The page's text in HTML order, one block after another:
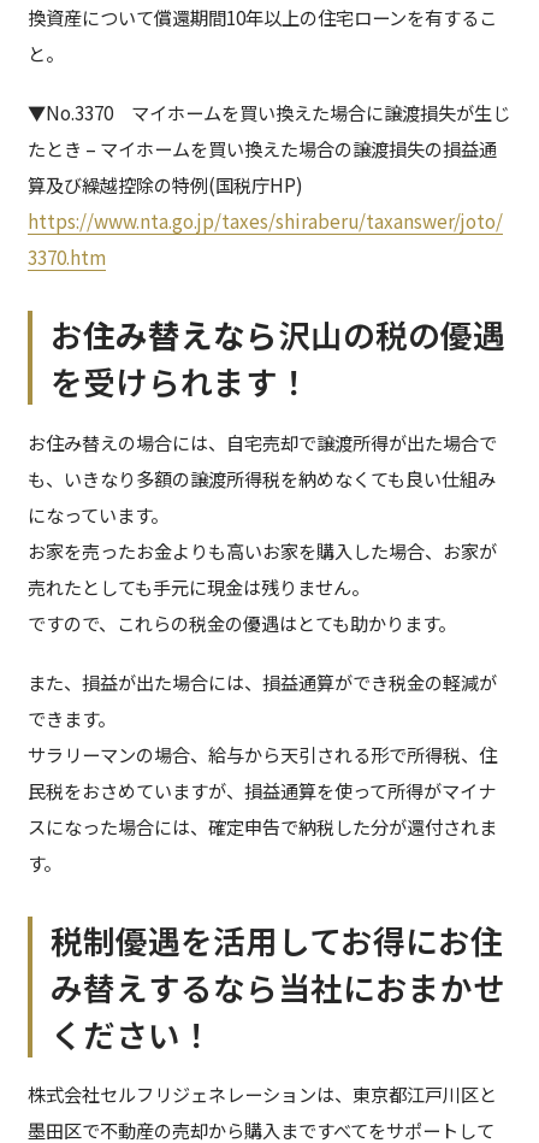
換資産について償還期間10年以上の住宅ローンを有するこ
と。
▼No.3370 マイホームを買い換えた場合に譲渡損失が生じ
たとき – マイホームを買い換えた場合の譲渡損失の損益通
算及び繰越控除の特例(国税庁HP)
https://www.nta.go.jp/taxes/shiraberu/taxanswer/joto/
3370.htm
お住み替えなら沢山の税の優遇
を受けられます！
お住み替えの場合には、自宅売却で譲渡所得が出た場合で
も、いきなり多額の譲渡所得税を納めなくても良い仕組み
になっています。
お家を売ったお金よりも高いお家を購入した場合、お家が
売れたとしても手元に現金は残りません。
ですので、これらの税金の優遇はとても助かります。
また、損益が出た場合には、損益通算ができ税金の軽減が
できます。
サラリーマンの場合、給与から天引される形で所得税、住
民税をおさめていますが、損益通算を使って所得がマイナ
スになった場合には、確定申告で納税した分が還付されま
す。
税制優遇を活用してお得にお住
み替えするなら当社におまかせ
ください！
株式会社セルフリジェネレーションは、東京都江戸川区と
墨田区で不動産の売却から購入まですべてをサポートして